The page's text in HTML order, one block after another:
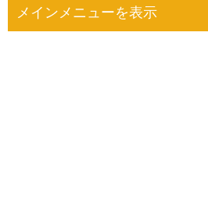
メインメニューを表示